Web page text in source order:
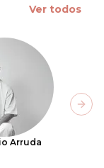
Ver todos
Arruda